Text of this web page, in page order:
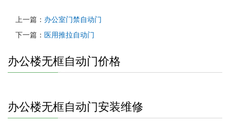
上一篇： 办公室门禁自动门
下一篇： 医用推拉自动门
办公楼无框自动门价格
办公楼无框自动门安装维修